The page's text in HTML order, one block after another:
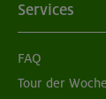
Services
FAQ
Tour der Woche